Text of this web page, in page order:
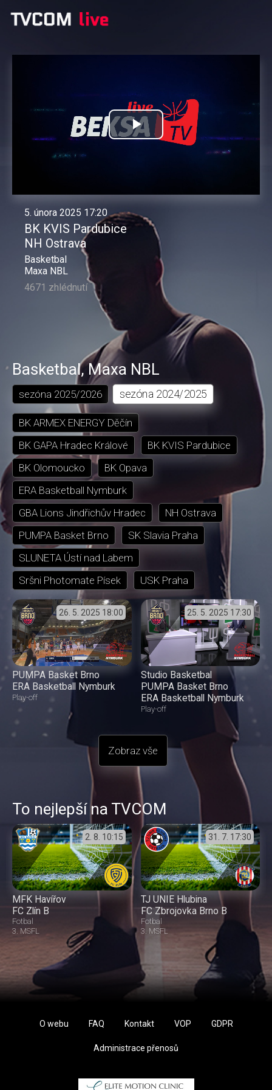
Přehrát
5. února 2025 17:20
BK KVIS Pardubice
NH Ostrava
Basketbal
Maxa NBL
4671 zhlédnutí
Basketbal,Maxa NBL
sezóna 2025/2026 sezóna 2024/2025
BK ARMEX ENERGY Děčín
BK GAPA Hradec Králové
BK KVIS Pardubice
BK Olomoucko
BK Opava
ERA Basketball Nymburk
GBA Lions Jindřichův Hradec
NH Ostrava
PUMPA Basket Brno
SK Slavia Praha
SLUNETA Ústí nad Labem
Sršni Photomate Písek
USK Praha
26. 5. 2025 18:00
PUMPA Basket Brno
ERA Basketball Nymburk
Play-off
25. 5. 2025 17:30
Studio Basketbal
PUMPA Basket Brno
ERA Basketball Nymburk
Play-off
Zobraz vše
To nejlepší na TVCOM
2. 8. 10:15
MFK Havířov
FC Zlín B
Fotbal
3. MSFL
31. 7. 17:30
TJ UNIE Hlubina
FC Zbrojovka Brno B
Fotbal
3. MSFL
O webu FAQ Kontakt VOP GDPR
Administrace přenosů